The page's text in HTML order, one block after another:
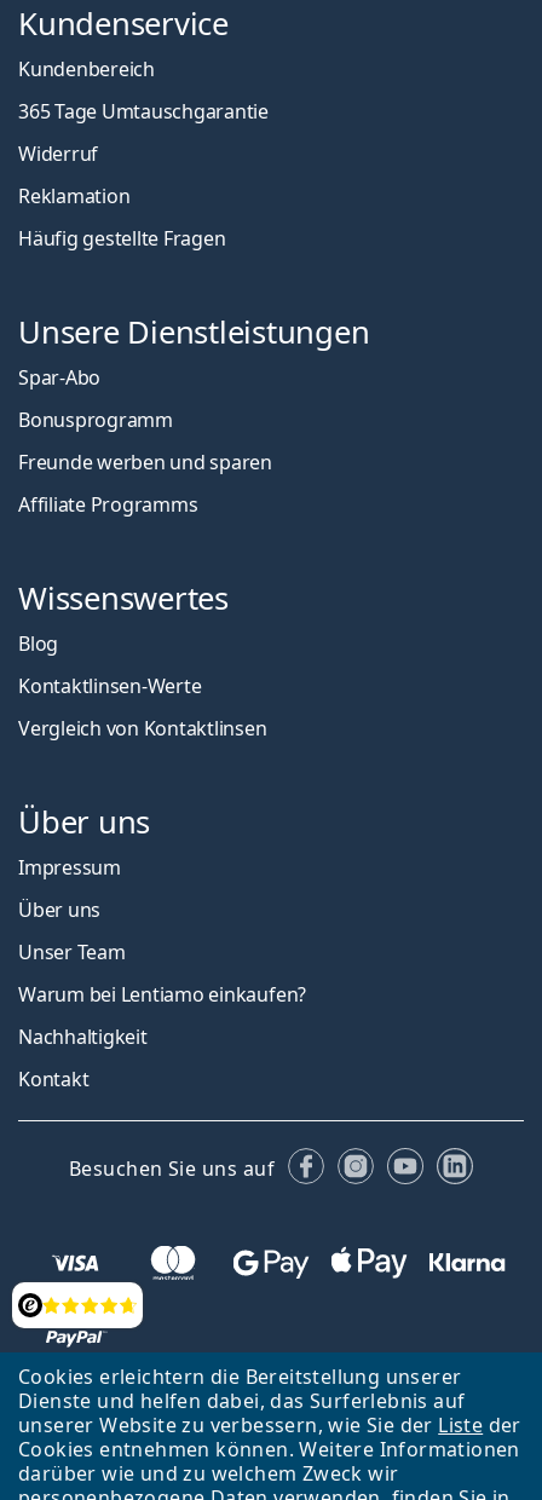
Cookies erleichtern die Bereitstellung unserer
Dienste und helfen dabei, das Surferlebnis auf
unserer Website zu verbessern, wie Sie der Liste der
Cookies entnehmen können. Weitere Informationen
darüber wie und zu welchem Zweck wir
Bewertung
Kundenservice
Kundenbereich
365 Tage Umtauschgarantie
Widerruf
Reklamation
Häufig gestellte Fragen
Unsere Dienstleistungen
Spar-Abo
Bonusprogramm
Freunde werben und sparen
Affiliate Programms
Wissenswertes
Blog
Kontaktlinsen-Werte
Vergleich von Kontaktlinsen
Über uns
Impressum
Über uns
Unser Team
Warum bei Lentiamo einkaufen?
Nachhaltigkeit
Kontakt
Besuchen Sie uns auf FacebookInstagram
YouTube
Zurück zur Hauptseite Nach oben
Français
Lentiamo s.r.o., Tschechien ist Eigentümer und Betreiber des Online-
Shops Lentiamo.ch
Seit 18 Jahren sind wir für Sie da.